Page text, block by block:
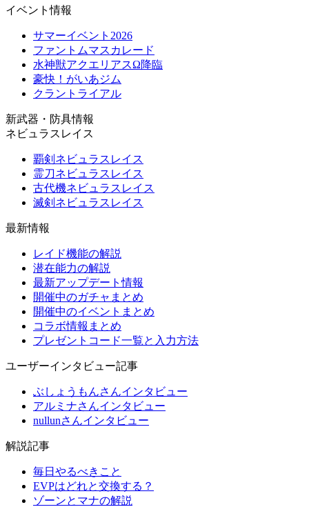
イベント情報
サマーイベント2026
ファントムマスカレード
水神獣アクエリアスΩ降臨
豪快！がいあジム
クラントライアル
新武器・防具情報
ネビュラスレイス
覇剣ネビュラスレイス
霊刀ネビュラスレイス
古代機ネビュラスレイス
滅剣ネビュラスレイス
最新情報
レイド機能の解説
潜在能力の解説
最新アップデート情報
開催中のガチャまとめ
開催中のイベントまとめ
コラボ情報まとめ
プレゼントコード一覧と入力方法
ユーザーインタビュー記事
ぶしょうもんさんインタビュー
アルミナさんインタビュー
nullunさんインタビュー
解説記事
毎日やるべきこと
EVPはどれと交換する？
ゾーンとマナの解説